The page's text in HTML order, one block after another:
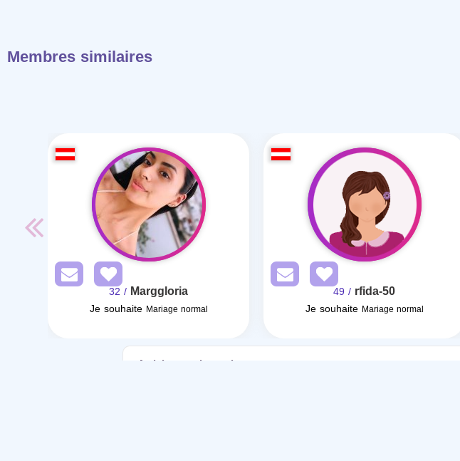
Membres similaires
Marggloria
/ 32
Je souhaite Mariage normal
rfida-50
/ 49
Je souhaite Mariage normal
Articles sur le mariage